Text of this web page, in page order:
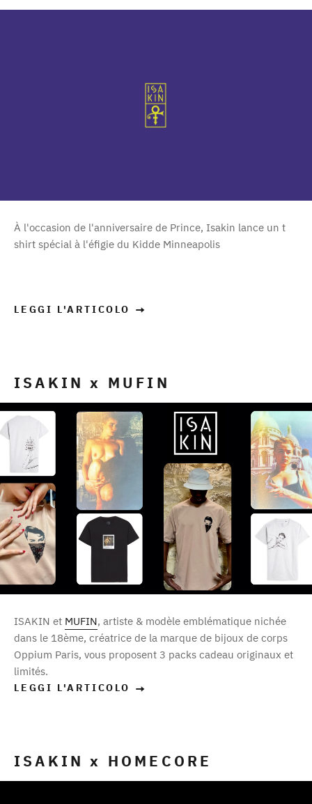
À l'occasion de l'anniversaire de Prince, Isakin lance un t
shirt spécial à l'éfigie du Kidde Minneapolis
LEGGI L'ARTICOLO
ISAKIN x MUFIN
ISAKIN et MUFIN, artiste & modèle emblématique nichée
dans le 18ème, créatrice de la marque de bijoux de corps
Oppium Paris, vous proposent 3 packs cadeau originaux et
limités.
LEGGI L'ARTICOLO
ISAKIN x HOMECORE